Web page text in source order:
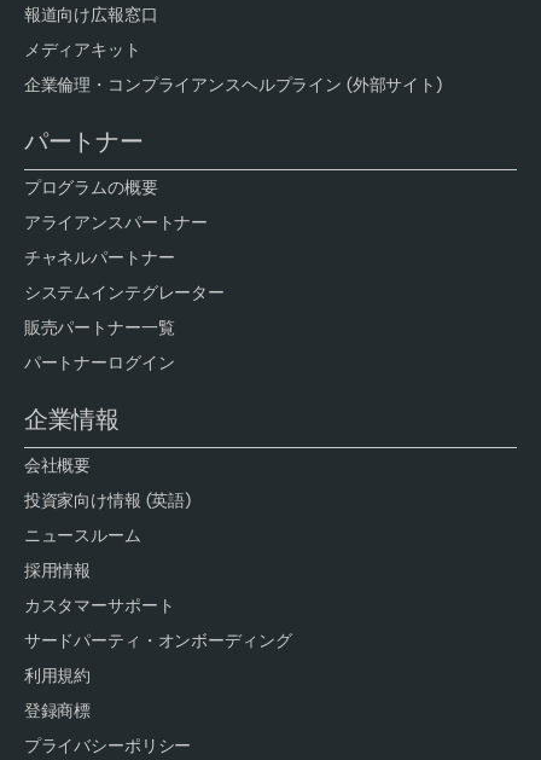
報道向け広報窓口
メディアキット
企業倫理・コンプライアンスヘルプライン (外部サイト)
パートナー
プログラムの概要
アライアンスパートナー
チャネルパートナー
システムインテグレーター
販売パートナー一覧
パートナーログイン
企業情報
会社概要
投資家向け情報 (英語)
ニュースルーム
採用情報
カスタマーサポート
サードパーティ・オンボーディング
利用規約
登録商標
プライバシーポリシー